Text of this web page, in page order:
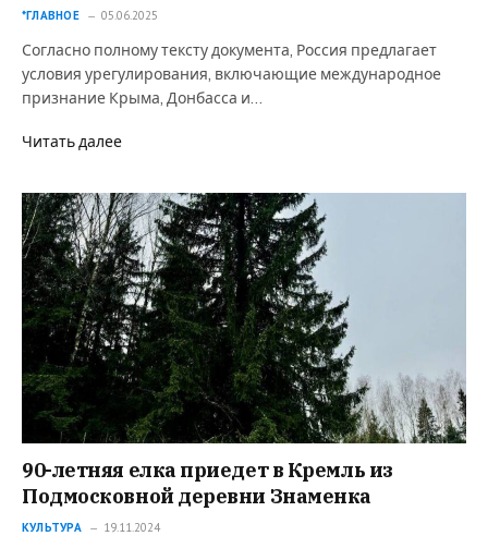
*ГЛАВНОЕ 05.06.2025
Согласно полному тексту документа, Россия предлагает
условия урегулирования, включающие международное
признание Крыма, Донбасса и…
Читать далее
90-летняя елка приедет в Кремль из
Подмосковной деревни Знаменка
КУЛЬТУРА 19.11.2024